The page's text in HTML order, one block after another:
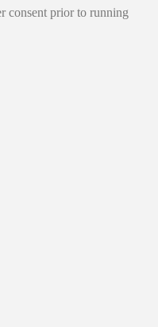
consent prior to running